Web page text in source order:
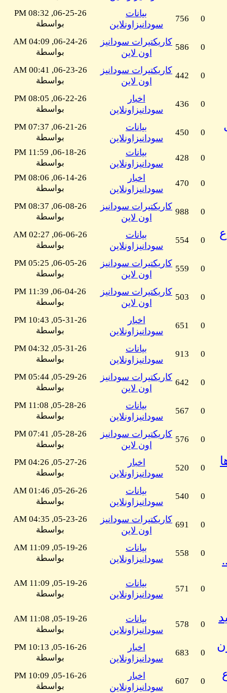
0
756
بيانات
سودانيزاونلاين
06-25-26, 08:32 PM
بواسطة
0
586
كاريكتيرات سودانيز
اون لاين
06-24-26, 04:09 AM
بواسطة
0
442
كاريكتيرات سودانيز
اون لاين
06-23-26, 00:41 AM
بواسطة
0
436
اخبار
سودانيزاونلاين
06-22-26, 08:05 PM
بواسطة
0
450
بيانات
سودانيزاونلاين
06-21-26, 07:37 PM
بواسطة
0
428
بيانات
سودانيزاونلاين
06-18-26, 11:59 PM
بواسطة
0
470
اخبار
سودانيزاونلاين
06-14-26, 08:06 PM
بواسطة
0
988
كاريكتيرات سودانيز
اون لاين
06-08-26, 08:37 PM
بواسطة
0
554
بيانات
سودانيزاونلاين
06-06-26, 02:27 AM
بواسطة
0
559
كاريكتيرات سودانيز
اون لاين
06-05-26, 05:25 PM
بواسطة
0
503
كاريكتيرات سودانيز
اون لاين
06-04-26, 11:39 PM
بواسطة
0
651
اخبار
سودانيزاونلاين
05-31-26, 10:43 PM
بواسطة
0
913
بيانات
سودانيزاونلاين
05-31-26, 04:32 PM
بواسطة
0
642
كاريكتيرات سودانيز
اون لاين
05-29-26, 05:44 PM
بواسطة
0
567
بيانات
سودانيزاونلاين
05-28-26, 11:08 PM
بواسطة
0
576
كاريكتيرات سودانيز
اون لاين
05-28-26, 07:41 PM
بواسطة
0
520
اخبار
سودانيزاونلاين
05-27-26, 04:26 PM
بواسطة
0
540
بيانات
سودانيزاونلاين
05-26-26, 01:46 AM
بواسطة
0
691
كاريكتيرات سودانيز
اون لاين
05-23-26, 04:35 AM
بواسطة
0
558
بيانات
سودانيزاونلاين
05-19-26, 11:09 AM
بواسطة
0
571
بيانات
سودانيزاونلاين
05-19-26, 11:09 AM
بواسطة
0
578
بيانات
سودانيزاونلاين
05-19-26, 11:08 AM
بواسطة
0
683
اخبار
سودانيزاونلاين
05-16-26, 10:13 PM
بواسطة
0
607
اخبار
سودانيزاونلاين
05-16-26, 10:09 PM
بواسطة